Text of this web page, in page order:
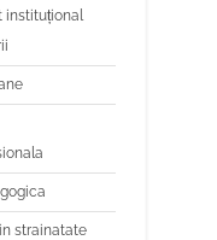
instituțional
strainatate